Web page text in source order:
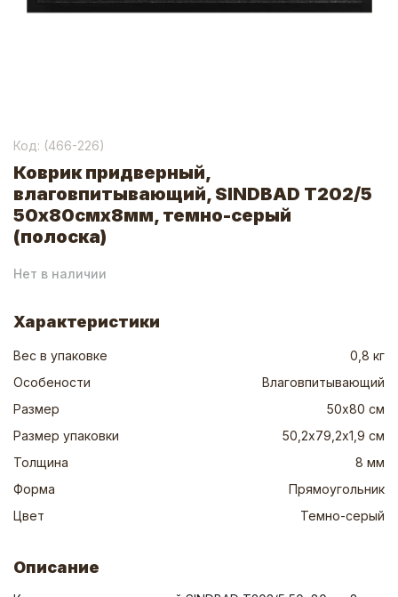
Код: (466-226)
Коврик придверный,
влаговпитывающий, SINDBAD Т202/5
50х80смх8мм, темно-серый
(полоска)
Нет в наличии
Характеристики
Вес в упаковке
0,8 кг
Особености
Влаговпитывающий
Размер
50х80 см
Размер упаковки
50,2х79,2х1,9 см
Толщина
8 мм
Форма
Прямоугольник
Цвет
Темно-серый
Описание